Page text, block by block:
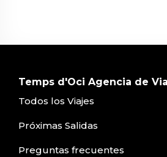
Temps d'Oci Agencia de
Todos los Viajes
Próximas Salidas
Preguntas frecuentes